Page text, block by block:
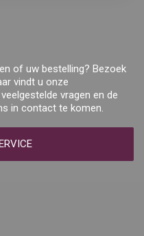
of uw bestelling? Bezoek
vindt u onze
vragen en de
in contact te komen.